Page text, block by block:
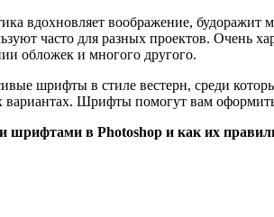
вдохновляет воображение,
часто для разных проектов. Очень
обложек и многого другого.
шрифты в стиле вестерн, среди
Шрифты помогут вам
шрифтами в Photoshop и как их